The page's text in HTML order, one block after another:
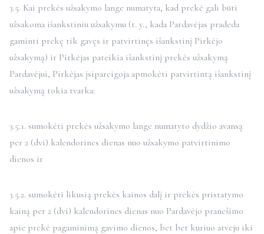
3.5. Kai prekės užsakymo lange numatyta, kad prekė gali būti
užsakoma išankstiniu užsakymu (t. y., kada Pardavėjas pradeda
gaminti prekę tik gavęs ir patvirtinęs išankstinį Pirkėjo
užsakymą) ir Pirkėjas pateikia išankstinį prekės užsakymą
Pardavėjui, Pirkėjas įsipareigoja apmokėti patvirtintą išankstinį
užsakymą tokia tvarka:
3.5.1. sumokėti prekės užsakymo lange numatyto dydžio avansą
per 2 (dvi) kalendorines dienas nuo užsakymo patvirtinimo
dienos ir
3.5.2. sumokėti likusią prekės kainos dalį ir prekės pristatymo
kainą per 2 (dvi) kalendorines dienas nuo Pardavėjo pranešimo
apie prekė pagaminimą gavimo dienos, bet bet kuriuo atveju iki